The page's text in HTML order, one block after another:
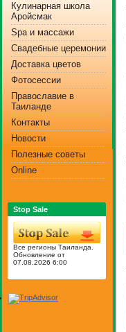
Кулинарная школа
Аройсмак
Spa и массажи
Свадебные церемонии
Доставка цветов
Фотосессии
Православие в
Таиланде
Контакты
Новости
Полезные советы
Online
Stop Sale
Все регионы Таиланда.
Обновление от
07.08.2026 6:00